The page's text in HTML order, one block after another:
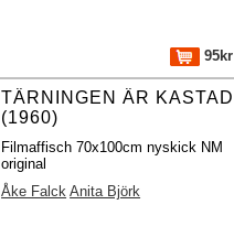
95kr
TÄRNINGEN ÄR KASTAD
(1960)
Filmaffisch 70x100cm nyskick NM
original
Åke Falck Anita Björk